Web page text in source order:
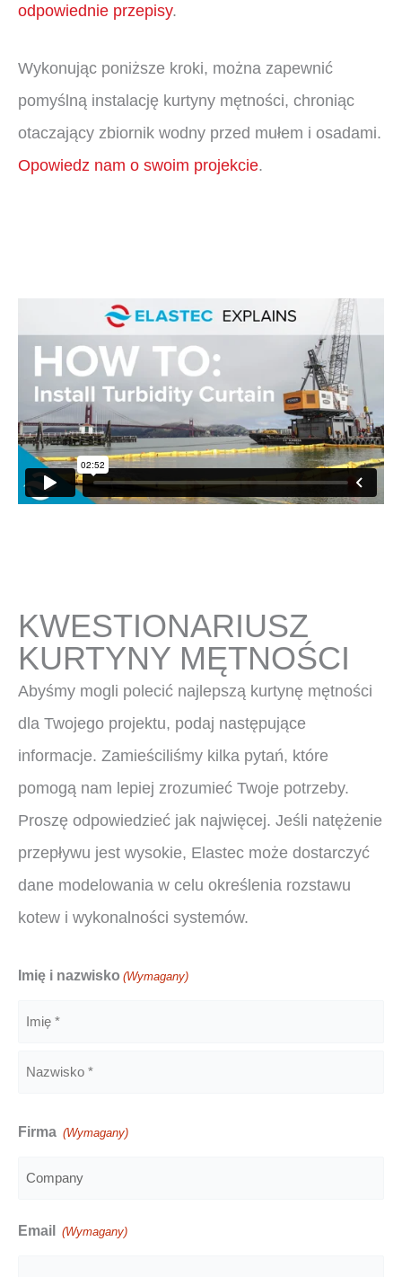
odpowiednie przepisy.
Wykonując poniższe kroki, można zapewnić
pomyślną instalację kurtyny mętności, chroniąc
otaczający zbiornik wodny przed mułem i osadami.
Opowiedz nam o swoim projekcie.
KWESTIONARIUSZ
KURTYNY MĘTNOŚCI
Abyśmy mogli polecić najlepszą kurtynę mętności
dla Twojego projektu, podaj następujące
informacje. Zamieściliśmy kilka pytań, które
pomogą nam lepiej zrozumieć Twoje potrzeby.
Proszę odpowiedzieć jak najwięcej. Jeśli natężenie
przepływu jest wysokie, Elastec może dostarczyć
dane modelowania w celu określenia rozstawu
kotew i wykonalności systemów.
Imię i nazwisko (Wymagany)
Firma (Wymagany)
Email (Wymagany)